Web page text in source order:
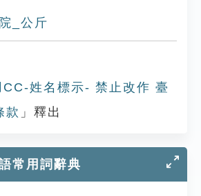
_公斤
CC-姓名標示- 禁止改作 臺
款 」釋出
常用詞辭典